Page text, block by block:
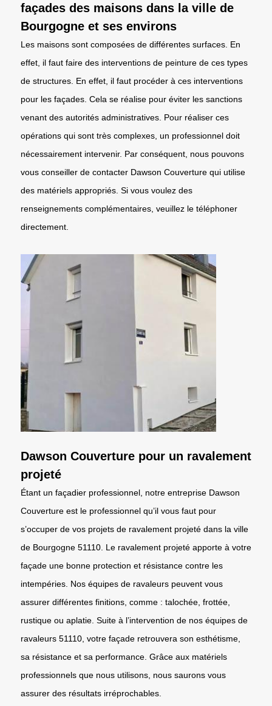
façades des maisons dans la ville de
Bourgogne et ses environs
Les maisons sont composées de différentes surfaces. En
effet, il faut faire des interventions de peinture de ces types
de structures. En effet, il faut procéder à ces interventions
pour les façades. Cela se réalise pour éviter les sanctions
venant des autorités administratives. Pour réaliser ces
opérations qui sont très complexes, un professionnel doit
nécessairement intervenir. Par conséquent, nous pouvons
vous conseiller de contacter Dawson Couverture qui utilise
des matériels appropriés. Si vous voulez des
renseignements complémentaires, veuillez le téléphoner
directement.
Dawson Couverture pour un ravalement
projeté
Étant un façadier professionnel, notre entreprise Dawson
Couverture est le professionnel qu’il vous faut pour
s’occuper de vos projets de ravalement projeté dans la ville
de Bourgogne 51110. Le ravalement projeté apporte à votre
façade une bonne protection et résistance contre les
intempéries. Nos équipes de ravaleurs peuvent vous
assurer différentes finitions, comme : talochée, frottée,
rustique ou aplatie. Suite à l’intervention de nos équipes de
ravaleurs 51110, votre façade retrouvera son esthétisme,
sa résistance et sa performance. Grâce aux matériels
professionnels que nous utilisons, nous saurons vous
assurer des résultats irréprochables.